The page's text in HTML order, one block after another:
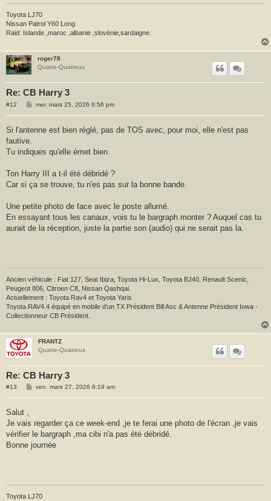
Toyota LJ70
Nissan Patrol Y60 Long
Raid: Islande ,maroc ,albanie ,slovénie,sardaigne.
roger78
Quatre-Quatreux
Re: CB Harry 3
#12
M
a
mer. mars 25, 2026 6:56 pm
Si l'antenne est bien réglé, pas de TOS avec, pour moi, elle n'est pas
fautive.
Tu indiques qu'elle émet bien.
Ton Harry III a t-il été débridé ?
Car si ça se trouve, tu n'es pas sur la bonne bande.
Une petite photo de face avec le poste allumé.
En essayant tous les canaux, vois tu le bargraph monter ? Auquel cas tu
aurait de la réception, juste la partie son (audio) qui ne serait pas la.
Ancien véhicule : Fiat 127, Seat Ibiza, Toyota Hi-Lux, Toyota BJ40, Renault Scenic,
Peugeot 806, Citroen C8, Nissan Qashqai.
Actuellement : Toyota Rav4 et Toyota Yaris
Toyota RAV4.4 équipé en mobile d'un TX Président Bill Asc & Antenne Président Iowa -
Collectionneur CB Président.
FRANTZ
Quatre-Quatreux
Re: CB Harry 3
#13
M
g
e
ven. mars 27, 2026 8:19 am
Salut ,
Je vais regarder ça ce week-end ,je te ferai une photo de l'écran ,je vais
vérifier le bargraph ,ma cibi n'a pas été débridé.
Bonne journée
Toyota LJ70